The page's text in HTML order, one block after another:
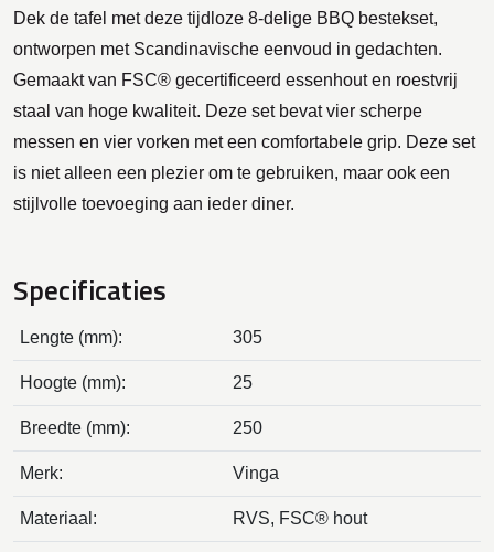
Dek de tafel met deze tijdloze 8-delige BBQ bestekset,
ontworpen met Scandinavische eenvoud in gedachten.
Gemaakt van FSC® gecertificeerd essenhout en roestvrij
staal van hoge kwaliteit. Deze set bevat vier scherpe
messen en vier vorken met een comfortabele grip. Deze set
is niet alleen een plezier om te gebruiken, maar ook een
stijlvolle toevoeging aan ieder diner.
Specificaties
Lengte (mm): 305
Hoogte (mm): 25
Breedte (mm): 250
Merk: Vinga
Materiaal: RVS, FSC® hout